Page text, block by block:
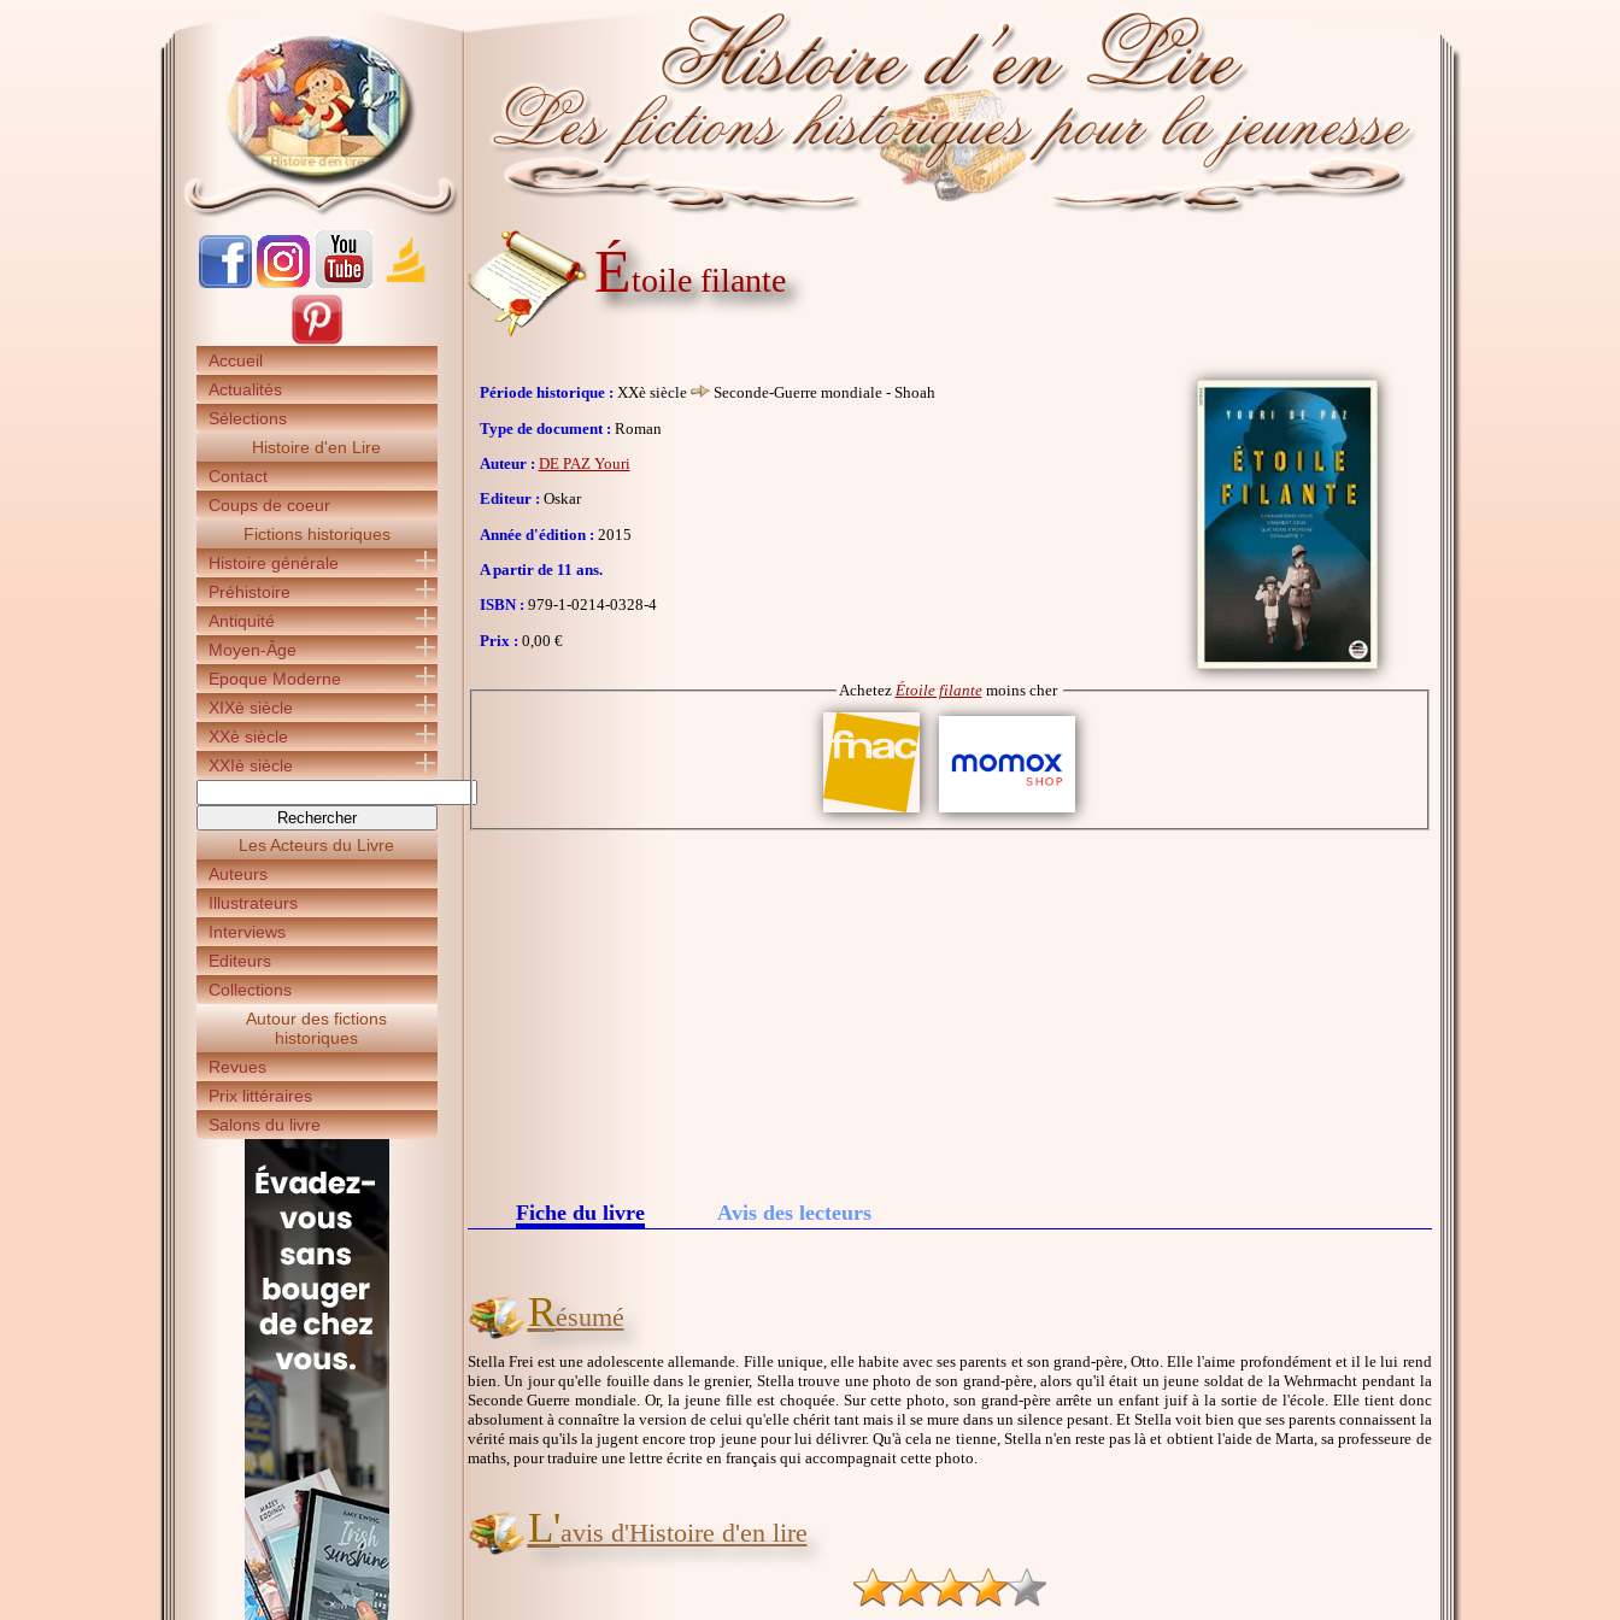
Accueil
Actualités
Sélections
Histoire d'en Lire
Contact
Coups de coeur
Fictions historiques
Histoire générale
Préhistoire
Antiquité
Moyen-Âge
Epoque Moderne
XIXè siècle
XXè siècle
XXIè siècle
Les Acteurs du Livre
Auteurs
Illustrateurs
Interviews
Editeurs
Collections
Autour des fictions
historiques
Revues
Prix littéraires
Salons du livre
Étoile filante
Période historique : XXè siècle
Seconde-Guerre mondiale - Shoah
Type de document : Roman
Auteur : DE PAZ Youri
Editeur : Oskar
Année d'édition : 2015
A partir de 11 ans.
ISBN : 979-1-0214-0328-4
Prix : 0,00 €
Achetez Étoile filantemoins cher
Fiche du livre Avis des lecteurs
Résumé
Stella Frei est une adolescente allemande. Fille unique, elle habite avec ses parents et son grand-père, Otto. Elle l'aime profondément et il le lui rend
bien. Un jour qu'elle fouille dans le grenier, Stella trouve une photo de son grand-père, alors qu'il était un jeune soldat de la Wehrmacht pendant la
Seconde Guerre mondiale. Or, la jeune fille est choquée. Sur cette photo, son grand-père arrête un enfant juif à la sortie de l'école. Elle tient donc
absolument à connaître la version de celui qu'elle chérit tant mais il se mure dans un silence pesant. Et Stella voit bien que ses parents connaissent la
vérité mais qu'ils la jugent encore trop jeune pour lui délivrer. Qu'à cela ne tienne, Stella n'en reste pas là et obtient l'aide de Marta, sa professeure de
maths, pour traduire une lettre écrite en français qui accompagnait cette photo.
L'avis d'Histoire d'en lire